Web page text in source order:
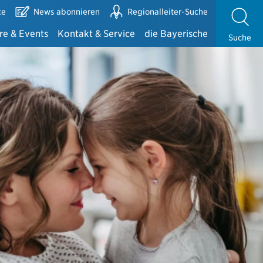
News abonnieren Regionalleiter-Suche
& Events
mit der DMA
Kontakt & Service
Alles auf einen Blick
Ansprechpartner Exklusivvertrieb
Ansprechpartner Maklervertrieb
Zusammenarbeit mit der Bayerischen
Kundenbetreuung und -gewinnung
Fondsinformationen der Bayerischen
Partnerportale
die Bayerische
Zahlen & Fakten
Suche